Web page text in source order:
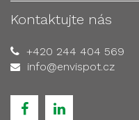
Kontaktujte nás
+420 244 404 569
info@envispot.cz